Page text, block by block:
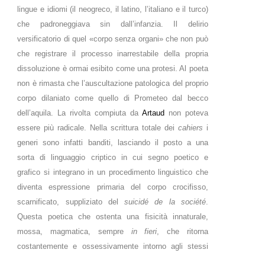
lingue e idiomi (il neogreco, il latino, l’italiano e il turco)
che padroneggiava sin dall’infanzia. Il delirio
versificatorio di quel «corpo senza organi» che non può
che registrare il processo inarrestabile della propria
dissoluzione è ormai esibito come una protesi. Al poeta
non è rimasta che l’auscultazione patologica del proprio
corpo dilaniato come quello di Prometeo dal becco
dell’aquila. La rivolta compiuta da Artaud non poteva
essere più radicale. Nella scrittura totale dei cahiers i
generi sono infatti banditi, lasciando il posto a una
sorta di linguaggio criptico in cui segno poetico e
grafico si integrano in un procedimento linguistico che
diventa espressione primaria del corpo crocifisso,
scarnificato, suppliziato delsuicidé de la société.
Questa poetica che ostenta una fisicità innaturale,
mossa, magmatica, sempre in fieri, che ritorna
costantemente e ossessivamente intorno agli stessi